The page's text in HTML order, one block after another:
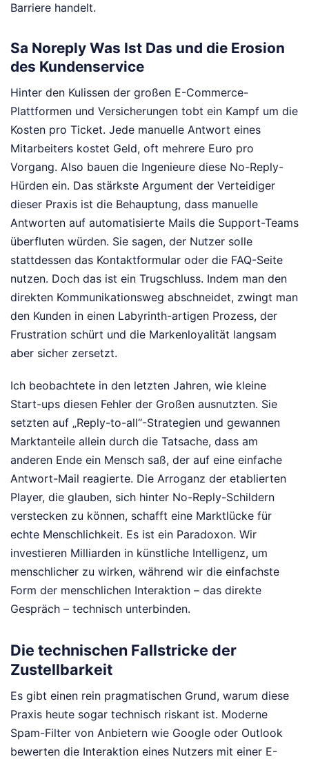
Barriere handelt.
Sa Noreply Was Ist Das und die Erosion
des Kundenservice
Hinter den Kulissen der großen E-Commerce-
Plattformen und Versicherungen tobt ein Kampf um die
Kosten pro Ticket. Jede manuelle Antwort eines
Mitarbeiters kostet Geld, oft mehrere Euro pro
Vorgang. Also bauen die Ingenieure diese No-Reply-
Hürden ein. Das stärkste Argument der Verteidiger
dieser Praxis ist die Behauptung, dass manuelle
Antworten auf automatisierte Mails die Support-Teams
überfluten würden. Sie sagen, der Nutzer solle
stattdessen das Kontaktformular oder die FAQ-Seite
nutzen. Doch das ist ein Trugschluss. Indem man den
direkten Kommunikationsweg abschneidet, zwingt man
den Kunden in einen Labyrinth-artigen Prozess, der
Frustration schürt und die Markenloyalität langsam
aber sicher zersetzt.
Ich beobachtete in den letzten Jahren, wie kleine
Start-ups diesen Fehler der Großen ausnutzten. Sie
setzten auf „Reply-to-all“-Strategien und gewannen
Marktanteile allein durch die Tatsache, dass am
anderen Ende ein Mensch saß, der auf eine einfache
Antwort-Mail reagierte. Die Arroganz der etablierten
Player, die glauben, sich hinter No-Reply-Schildern
verstecken zu können, schafft eine Marktlücke für
echte Menschlichkeit. Es ist ein Paradoxon. Wir
investieren Milliarden in künstliche Intelligenz, um
menschlicher zu wirken, während wir die einfachste
Form der menschlichen Interaktion – das direkte
Gespräch – technisch unterbinden.
Die technischen Fallstricke der
Zustellbarkeit
Es gibt einen rein pragmatischen Grund, warum diese
Praxis heute sogar technisch riskant ist. Moderne
Spam-Filter von Anbietern wie Google oder Outlook
bewerten die Interaktion eines Nutzers mit einer E-